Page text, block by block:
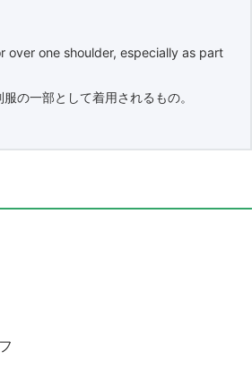
one shoulder, especially as part
の一部として着用されるもの。